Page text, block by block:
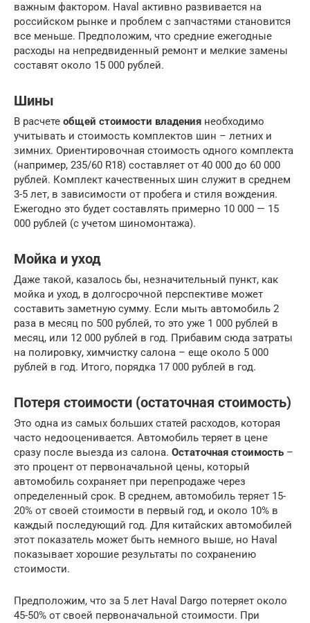
важным фактором. Haval активно развивается на
российском рынке и проблем с запчастями становится
все меньше. Предположим, что средние ежегодные
расходы на непредвиденный ремонт и мелкие замены
составят около 15 000 рублей.
Шины
В расчете общей стоимости владения необходимо
учитывать и стоимость комплектов шин – летних и
зимних. Ориентировочная стоимость одного комплекта
(например, 235/60 R18) составляет от 40 000 до 60 000
рублей. Комплект качественных шин служит в среднем
3-5 лет, в зависимости от пробега и стиля вождения.
Ежегодно это будет составлять примерно 10 000 — 15
000 рублей (с учетом шиномонтажа).
Мойка и уход
Даже такой, казалось бы, незначительный пункт, как
мойка и уход, в долгосрочной перспективе может
составить заметную сумму. Если мыть автомобиль 2
раза в месяц по 500 рублей, то это уже 1 000 рублей в
месяц, или 12 000 рублей в год. Прибавим сюда затраты
на полировку, химчистку салона – еще около 5 000
рублей в год. Итого, порядка 17 000 рублей в год.
Потеря стоимости (остаточная стоимость)
Это одна из самых больших статей расходов, которая
часто недооценивается. Автомобиль теряет в цене
сразу после выезда из салона. Остаточная стоимость –
это процент от первоначальной цены, который
автомобиль сохраняет при перепродаже через
определенный срок. В среднем, автомобиль теряет 15-
20% от своей стоимости в первый год, и около 10% в
каждый последующий год. Для китайских автомобилей
этот показатель может быть немного выше, но Haval
показывает хорошие результаты по сохранению
стоимости.
Предположим, что за 5 лет Haval Dargo потеряет около
45-50% от своей первоначальной стоимости. При